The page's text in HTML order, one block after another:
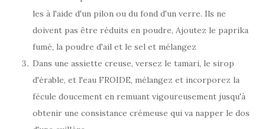
les à l'aide d'un pilon ou du fond d'un verre. Ils ne
doivent pas être réduits en poudre, Ajoutez le paprika
fumé, la poudre d'ail et le sel et mélangez
Dans une assiette creuse, versez le tamari, le sirop
d'érable, et l'eau FROIDE, mélangez et incorporez la
fécule doucement en remuant vigoureusement jusqu'à
obtenir une consistance crémeuse qui va napper le dos